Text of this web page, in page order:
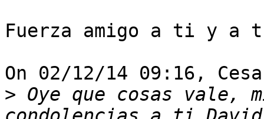
Fuerza amigo a ti y a
On 02/12/14 09:16,
> Oye que cosas vale,